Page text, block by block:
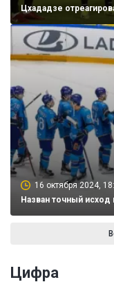
Цхададзе
16 октября 2024,
Назван точный
Цифра